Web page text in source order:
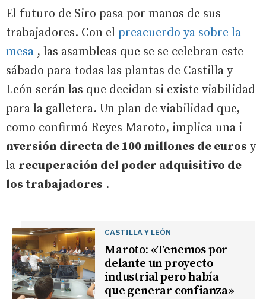
El futuro de Siro pasa por manos de sus
trabajadores. Con el preacuerdo ya sobre la
mesa , las asambleas que se se celebran este
sábado para todas las plantas de Castilla y
León serán las que decidan si existe viabilidad
para la galletera. Un plan de viabilidad que,
como confirmó Reyes Maroto, implica una i
nversión directa de 100 millones de euros y
la recuperación del poder adquisitivo de
los trabajadores .
CASTILLA Y LEÓN
Maroto: «Tenemos por
delante un proyecto
industrial pero había
que generar confianza»